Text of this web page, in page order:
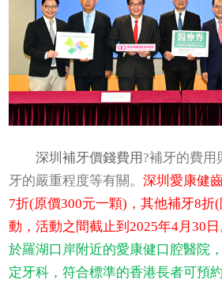
深圳補牙價錢費用 ?補牙的費用
牙的嚴重程度等有關。深圳愛康健
7折(原價300元一顆)，其他補牙8折
動，活動之間截止到2025年4月30日
於羅湖口岸附近的愛康健口腔醫院
定牙科，符合標準的香港長者可預